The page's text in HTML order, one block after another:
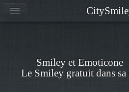
Smiley et Emoticone
Le Smiley gratuit dans